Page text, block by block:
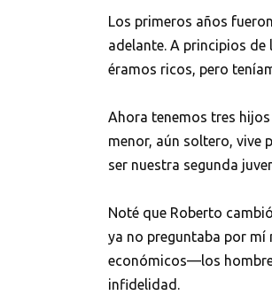
Los primeros años
adelante. A principios
éramos ricos, pero
Ahora tenemos tres
menor, aún soltero, vive
ser nuestra segunda
Noté que Roberto
ya no preguntaba por mí
económicos—los
infidelidad.